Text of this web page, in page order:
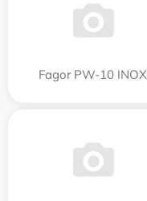
Fagor PW-10 INOX